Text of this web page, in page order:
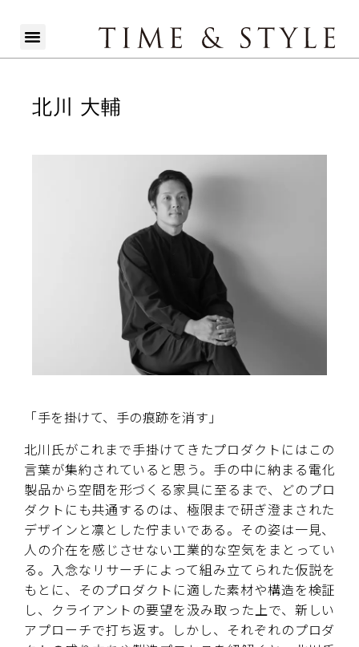
北川 大輔
「手を掛けて、手の痕跡を消す」
北川氏がこれまで手掛けてきたプロダクトにはこの
言葉が集約されていると思う。手の中に納まる電化
製品から空間を形づくる家具に至るまで、どのプロ
ダクトにも共通するのは、極限まで研ぎ澄まされた
デザインと凛とした佇まいである。その姿は一見、
人の介在を感じさせない工業的な空気をまとってい
る。入念なリサーチによって組み立てられた仮説を
もとに、そのプロダクトに適した素材や構造を検証
し、クライアントの要望を汲み取った上で、新しい
アプローチで打ち返す。しかし、それぞれのプロダ